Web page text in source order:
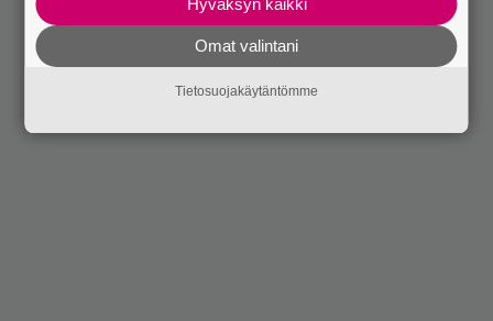
Hyväksyn kaikki
Omat valintani
Tietosuojakäytäntömme